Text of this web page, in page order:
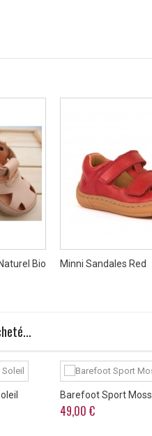
Bio Minni Sandales Red
Barefoot Sport
49,00 €